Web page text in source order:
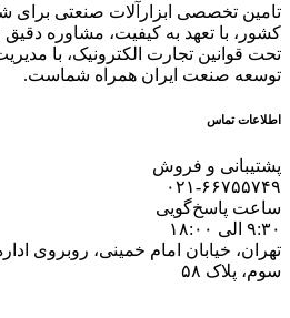
تامین تخصصی ابزارآلات صنعتی برای
کشور، با تعهد به کیفیت، مشاوره دقیق
تحت قوانین تجارت الکترونیک، با
توسعه صنعت ایران همراه شماست.
اطلاعات تماس
پشتیبانی و فروش
۰۲۱-۶۶۷۵۵۷۴۹
ساعت پاسخ‌گویی
۹:۳۰ الی ۱۸:۰۰
تهران، خیابان امام خمینی، روبروی
سوم، پلاک ۵۸